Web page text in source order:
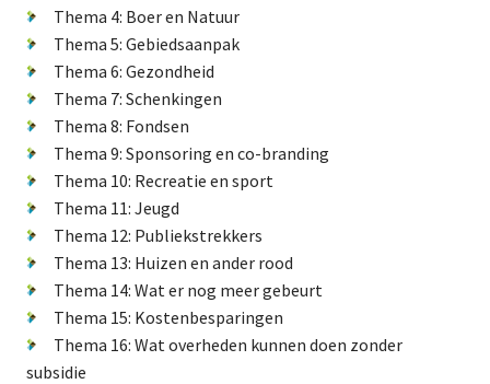
Thema 4: Boer en Natuur
Thema 5: Gebiedsaanpak
Thema 6: Gezondheid
Thema 7: Schenkingen
Thema 8: Fondsen
Thema 9: Sponsoring en co-branding
Thema 10: Recreatie en sport
Thema 11: Jeugd
Thema 12: Publiekstrekkers
Thema 13: Huizen en ander rood
Thema 14: Wat er nog meer gebeurt
Thema 15: Kostenbesparingen
Thema 16: Wat overheden kunnen doen zonder
subsidie
Energietransitie
Contact